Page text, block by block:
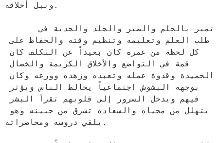
ونبل أخلاقه.
طلب العلم وتعليمه وتنظيم وقته والحفاظ على
يلقي دروسه ومحاضراته.